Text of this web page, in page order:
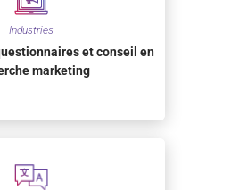
Industries
et conseil en
marketing